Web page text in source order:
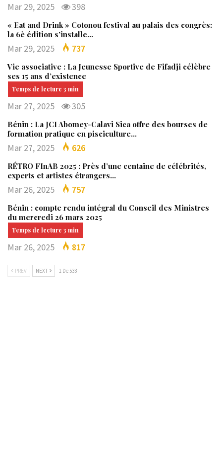
Mar 29, 2025 398
« Eat and Drink » Cotonou festival au palais des congrès:
la 6è édition s’installe…
Mar 29, 2025 737
Vie associative : La Jeunesse Sportive de Fifadji célèbre
ses 15 ans d’existence
Mar 27, 2025 305
Bénin : La JCI Abomey-Calavi Sica offre des bourses de
formation pratique en pisciculture…
Mar 27, 2025 626
RÉTRO FInAB 2025 : Près d’une centaine de célébrités,
experts et artistes étrangers…
Mar 26, 2025 757
Bénin : compte rendu intégral du Conseil des Ministres
du mercredi 26 mars 2025
Mar 26, 2025 817
PREV NEXT 1 De 533